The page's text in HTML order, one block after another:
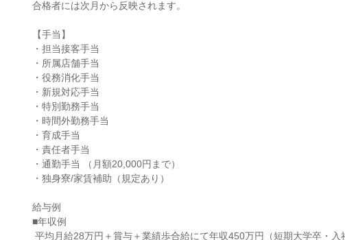
合格者には次月から反映されます。
【手当】
・担当接客手当
・所属店舗手当
・役務消化手当
・新規対応手当
・特別勤務手当
・時間外勤務手当
・育成手当
・責任者手当
・通勤手当 （月額20,000円まで）
・独身寮/家賃補助（規定あり）
給与例
■年収例